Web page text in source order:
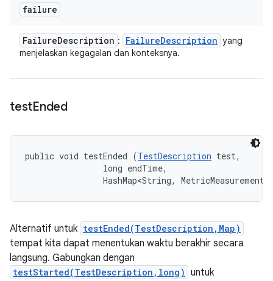
failure
FailureDescription : FailureDescription yang
menjelaskan kegagalan dan konteksnya.
testEnded
public void testEnded (TestDescription test,
                long endTime,
HashMap<String,
Alternatif untuk testEnded(TestDescription,Map)
tempat kita dapat menentukan waktu berakhir secara
langsung. Gabungkan dengan
testStarted(TestDescription,long) untuk